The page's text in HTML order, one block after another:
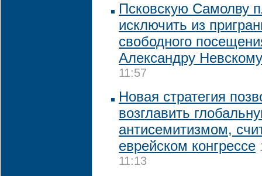
Псковскую Самолву
исключить из
свободного
Александру Невскому
11:57
Новая стратегия
возглавить
антисемитизмом,
еврейском конгрессе
11:13